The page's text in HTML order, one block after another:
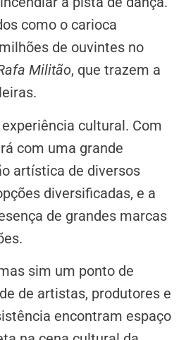
como o carioca
de ouvintes no
Militão, que trazem a
cultural. Com
com uma grande
artística de diversos
diversificadas, e a
de grandes marcas
sim um ponto de
de artistas, produtores e
encontram espaço